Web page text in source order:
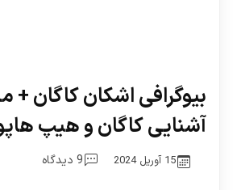
بیوگرافی اشکان کاگان +
آشنایی کاگان و هیپ
15 آوریل 2024 9 دیدگاه